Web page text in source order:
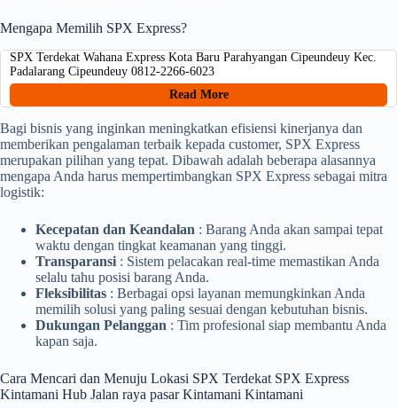
Mengapa Memilih SPX Express?
SPX Terdekat Wahana Express Kota Baru Parahyangan Cipeundeuy Kec.
Padalarang Cipeundeuy 0812-2266-6023
Read More
Bagi bisnis yang inginkan meningkatkan efisiensi kinerjanya dan
memberikan pengalaman terbaik kepada customer, SPX Express
merupakan pilihan yang tepat. Dibawah adalah beberapa alasannya
mengapa Anda harus mempertimbangkan SPX Express sebagai mitra
logistik:
Kecepatan dan Keandalan : Barang Anda akan sampai tepat
waktu dengan tingkat keamanan yang tinggi.
Transparansi : Sistem pelacakan real-time memastikan Anda
selalu tahu posisi barang Anda.
Fleksibilitas : Berbagai opsi layanan memungkinkan Anda
memilih solusi yang paling sesuai dengan kebutuhan bisnis.
Dukungan Pelanggan : Tim profesional siap membantu Anda
kapan saja.
Cara Mencari dan Menuju Lokasi SPX Terdekat SPX Express
Kintamani Hub Jalan raya pasar Kintamani Kintamani